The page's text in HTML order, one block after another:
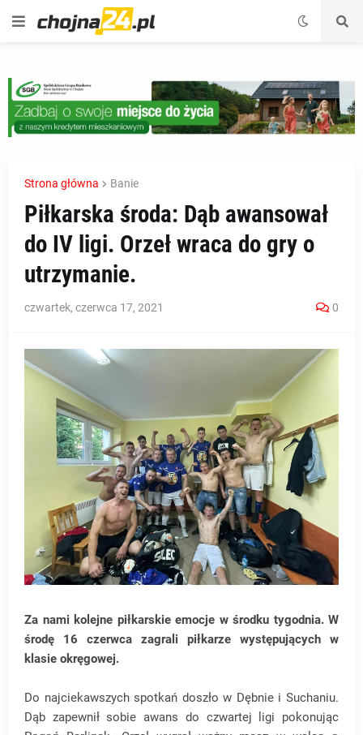
Strona główna Banie
Piłkarska środa: Dąb awansował
do IV ligi. Orzeł wraca do gry o
utrzymanie.
czwartek, czerwca 17, 2021 0
Za nami kolejne piłkarskie emocje w środku tygodnia. W
środę 16 czerwca zagrali piłkarze występujących w
klasie okręgowej.
Do najciekawszych spotkań doszło w Dębnie i Suchaniu.
Dąb zapewnił sobie awans do czwartej ligi pokonując